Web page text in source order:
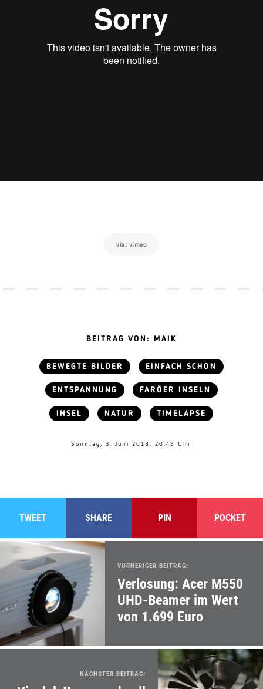
via: vimeo
BEITRAG VON: MAIK
BEWEGTE BILDER EINFACH SCHÖN
ENTSPANNUNG FARÖER INSELN
INSEL NATUR TIMELAPSE
Sonntag, 3. Juni 2018, 20:49 Uhr
TWEET SHARE PIN POCKET
VORHERIGER BEITRAG:
Verlosung: Acer M550
UHD-Beamer im Wert
von 1.699 Euro
NÄCHSTER BEITRAG: